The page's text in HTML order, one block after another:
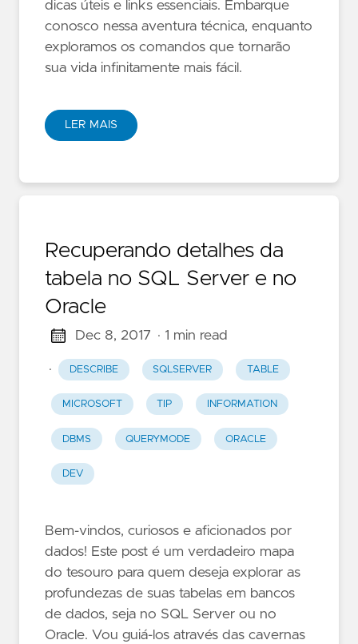
dicas úteis e links essenciais. Embarque
conosco nessa aventura técnica, enquanto
exploramos os comandos que tornarão
sua vida infinitamente mais fácil.
LER MAIS
Recuperando detalhes da
tabela no SQL Server e no
Oracle
Dec 8, 2017 · 1 min read
· DESCRIBE SQLSERVER TABLE
MICROSOFT TIP INFORMATION
DBMS QUERYMODE ORACLE
DEV
Bem-vindos, curiosos e aficionados por
dados! Este post é um verdadeiro mapa
do tesouro para quem deseja explorar as
profundezas de suas tabelas em bancos
de dados, seja no SQL Server ou no
Oracle. Vou guiá-los através das cavernas